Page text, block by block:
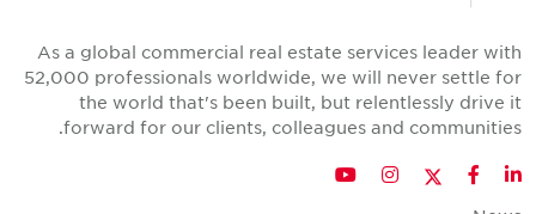
As a global commercial real estate services leader with
52,000 professionals worldwide, we will never settle for
the world that's been built, but relentlessly drive it
forward for our clients, colleagues and communities.
LinkedIn
Facebook
Twitter
Instagram
YouTube